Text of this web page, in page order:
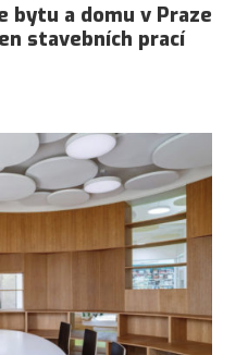
bytu a domu v Praze
stavebních prací